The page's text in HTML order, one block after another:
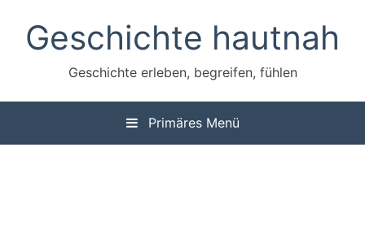
Inhalt
springenGeschichte hautnah
Geschichte erleben, begreifen, fühlen
Primäres Menü